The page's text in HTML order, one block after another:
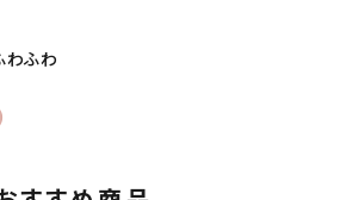
ふわ